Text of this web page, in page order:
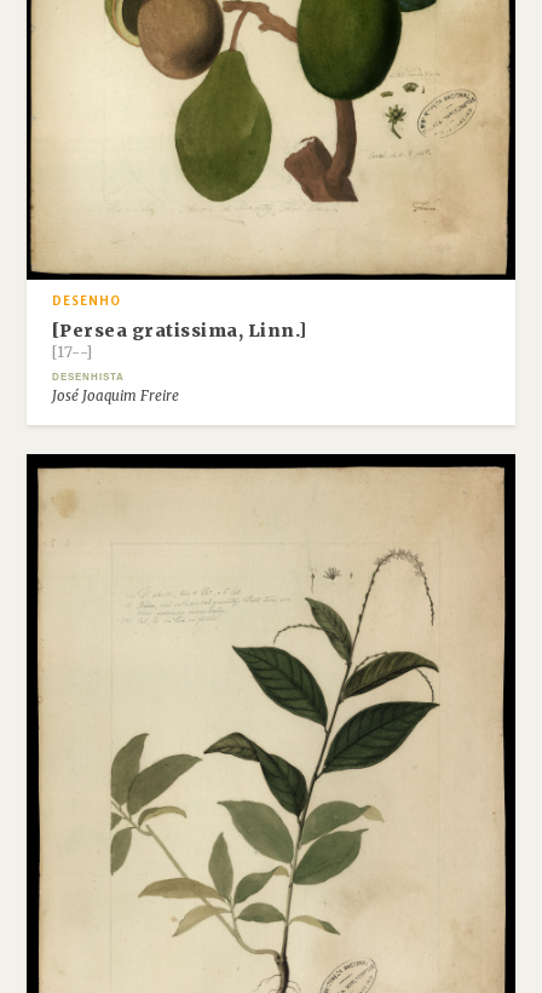
DESENHO
[Persea gratissima, Linn.]
[17--]
DESENHISTA
José Joaquim Freire